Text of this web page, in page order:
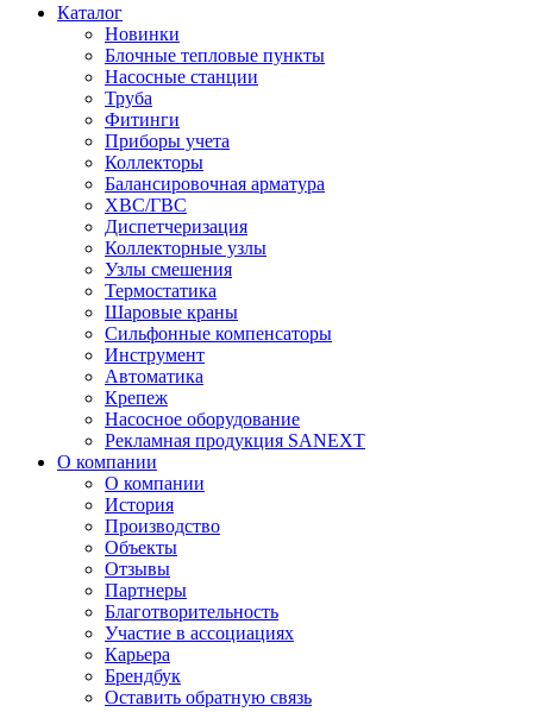
Каталог
Новинки
Блочные тепловые пункты
Насосные станции
Труба
Фитинги
Приборы учета
Коллекторы
Балансировочная арматура
ХВС/ГВС
Диспетчеризация
Коллекторные узлы
Узлы смешения
Термостатика
Шаровые краны
Сильфонные компенсаторы
Инструмент
Автоматика
Крепеж
Насосное оборудование
Рекламная продукция SANEXT
О компании
О компании
История
Производство
Объекты
Отзывы
Партнеры
Благотворительность
Участие в ассоциациях
Карьера
Брендбук
Оставить обратную связь